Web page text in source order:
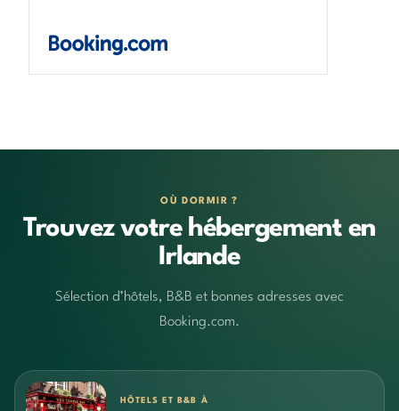
OÙ DORMIR ?
Trouvez votre hébergement en
Irlande
Sélection d’hôtels, B&B et bonnes adresses avec
Booking.com.
HÔTELS ET B&B À